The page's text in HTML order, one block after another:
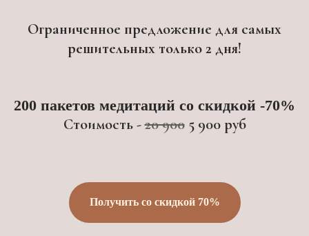
Ограниченное предложение для самых
решительных только 2 дня!
200 пакетов медитаций со скидкой -70%
Стоимость -20 9005 900 руб
Получить со скидкой 70%